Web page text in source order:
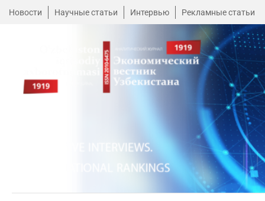
Новости Научные статьи Интервью Рекламные статьи